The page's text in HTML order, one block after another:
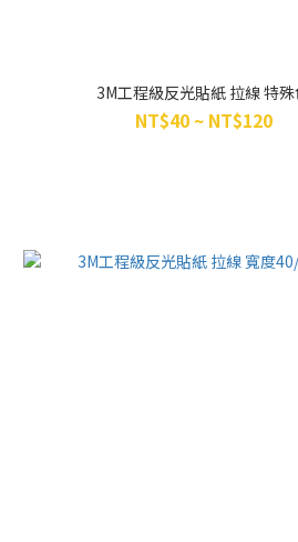
3M工程級反光貼紙 拉線 特
NT$40 ~ NT$120